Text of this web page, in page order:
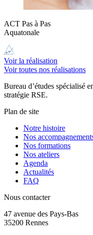
ACT Pas à Pas
Aquatonale
Voir la réalisation
Voir toutes nos réalisations
Bureau d’études spécialisé
stratégie RSE.
Plan de site
Notre histoire
Nos
Nos formations
Nos ateliers
Agenda
Actualités
FAQ
Nous contacter
47 avenue des Pays-Bas
35200 Rennes